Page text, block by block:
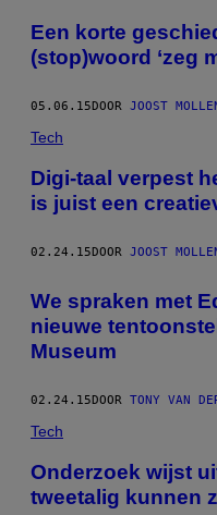
Een korte
(stop)woord ‘zeg
05.06.15DOOR JOOST
Tech
Digi-taal verpest
is juist een
02.24.15 DOOR JOOST
We spraken met
nieuwe
Museum
02.24.15DOOR TONY VAN
Tech
Onderzoek wijst
tweetalig kunnen